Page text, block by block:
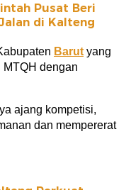
Pusat Beri
di Kalteng
Barut yang
dengan
ajang kompetisi,
dan mempererat